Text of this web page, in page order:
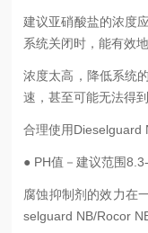
建议亚硝酸盐的浓度
系统关闭时，能有效
浓度太高，降低系统
速，甚至可能无法得
合理使用Dieselguard
● PH值－建议范围
腐蚀抑制剂的效力在
selguard NB/Rocor